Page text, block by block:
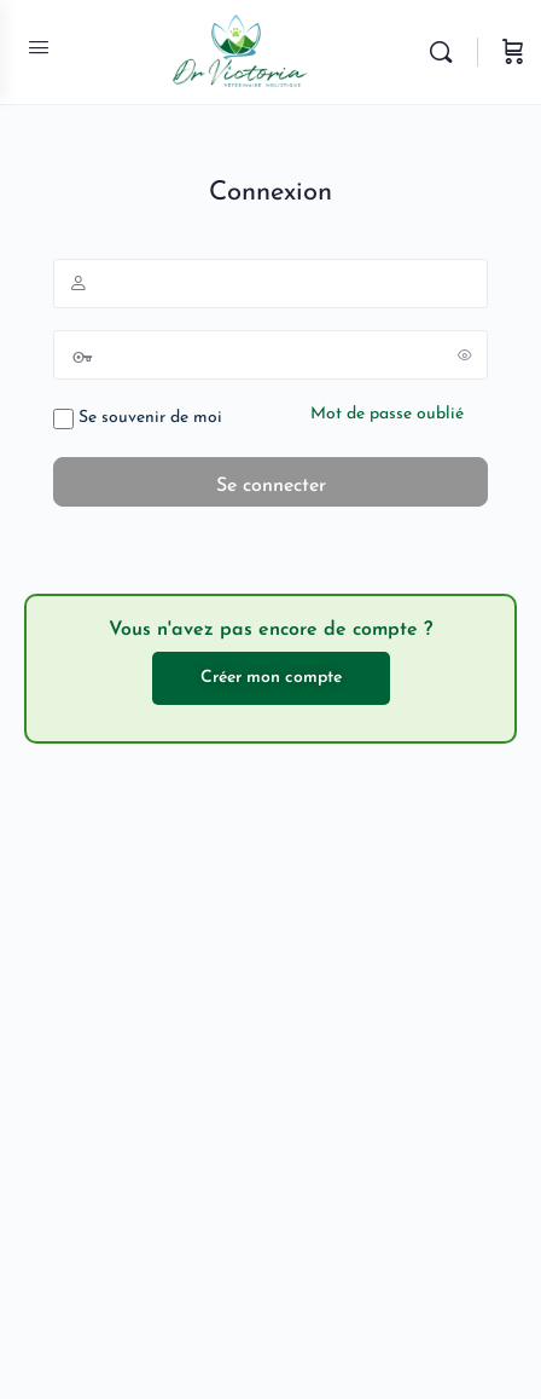
Connexion
Se souvenir de moi Mot de passe oublié
Vous n'avez pas encore de compte ?
Créer mon compte